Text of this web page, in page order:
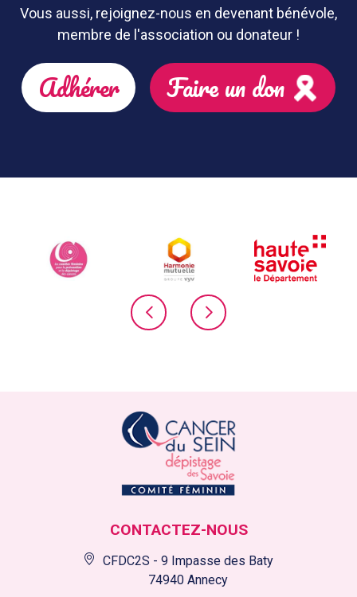
Vous aussi, rejoignez-nous en devenant bénévole,
membre de l'association ou donateur !
Adhérer Faire un don
CONTACTEZ-NOUS
CFDC2S - 9 Impasse des Baty
74940 Annecy